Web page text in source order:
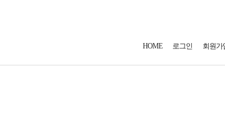
HOME 로그인 회원가